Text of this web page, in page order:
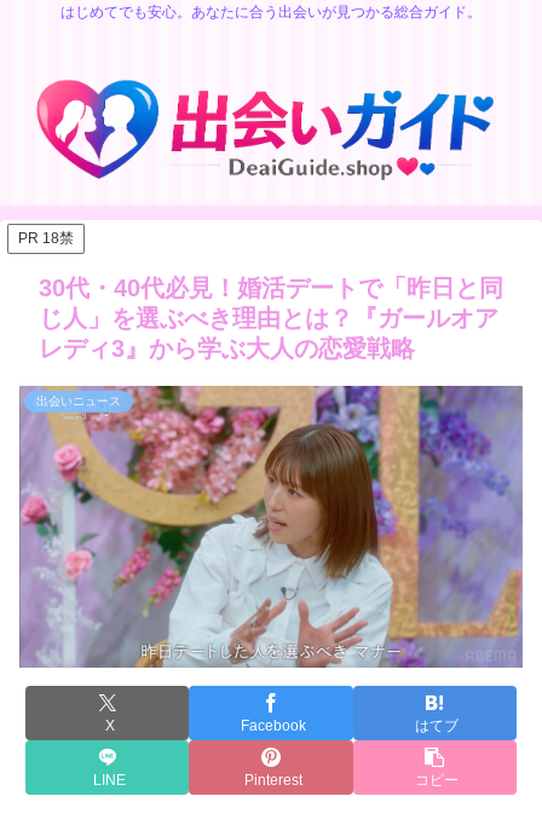
はじめてでも安心。あなたに合う出会いが見つかる総合ガイド。
PR 18禁
30代・40代必見！婚活デートで「昨日と同
じ人」を選ぶべき理由とは？『ガールオア
レディ3』から学ぶ大人の恋愛戦略
出会いニュース
X Facebook はてブ
LINE Pinterest コピー